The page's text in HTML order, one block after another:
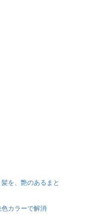
を、艶のあるまと
カラーで解消